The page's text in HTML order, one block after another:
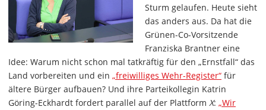
Sturm gelaufen. Heute sieht
das anders aus. Da hat die
Grünen-Co-Vorsitzende
Franziska Brantner eine
Idee: Warum nicht schon mal tatkräftig für den „Ernstfall“ das
Land vorbereiten und ein „freiwilliges Wehr-Register“ für
ältere Bürger aufbauen? Und ihre Parteikollegin Katrin
Göring-Eckhardt fordert parallel auf der Plattform X: „Wir